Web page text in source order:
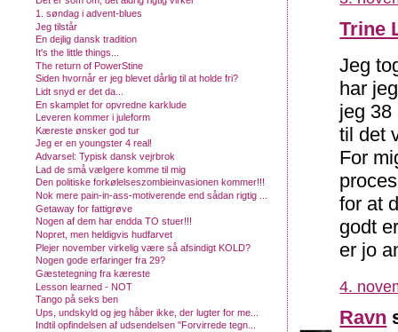
Trine
Jeg
har
jeg 38
til det
For
for at
godt
er jo
4.
Ravn
1. søndag i advent-blues
Jeg tilstår
En dejlig dansk tradition
It's the little things...
The return of PowerStine
Siden hvornår er jeg blevet dårlig til at holde fri?
Lidt snyd er det da...
En skamplet for opvredne karklude
Leveren kommer i juleform
Kæreste ønsker god tur
Jeg er en youngster 4 real!
Advarsel: Typisk dansk vejrbrok
Lad de små vælgere komme til mig
Den politiske forkølelseszombieinvasionen kommer!!!
Nok mere pain-in-ass-motiverende end sådan rigtig ...
Getaway for fattigrøve
Nogen af dem har endda TO stuer!!!
Nopret, men heldigvis hudfarvet
Plejer november virkelig være så afsindigt KOLD?
Nogen gode erfaringer fra 29?
Gæstetegning fra kæreste
Lesson learned - NOT
Tango på seks ben
Ups, undskyld og jeg håber ikke, der lugter for me...
Indtil opfindelsen af udsendelsen "Forvirrede tegn...